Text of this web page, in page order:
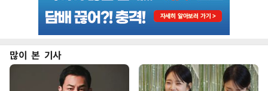
많이 본 기사